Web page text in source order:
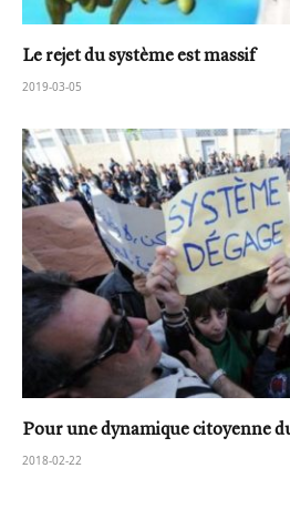
Le rejet du système est massif
2019-03-05
Pour une dynamique citoyenne
2018-02-22